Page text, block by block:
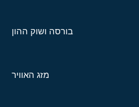
בורסה ושוק ההון
מזג האוויר